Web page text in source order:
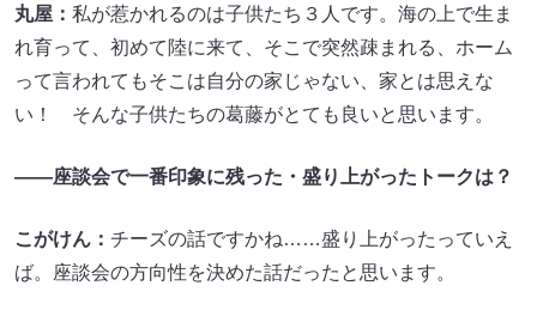
丸屋： 私が惹かれるのは子供たち３人です。海の上で生ま
れ育って、初めて陸に来て、そこで突然疎まれる、ホーム
って言われてもそこは自分の家じゃない、家とは思えな
い！ そんな子供たちの葛藤がとても良いと思います。
――座談会で一番印象に残った・盛り上がったトークは？
こがけん： チーズの話ですかね……盛り上がったっていえ
ば。座談会の方向性を決めた話だったと思います。